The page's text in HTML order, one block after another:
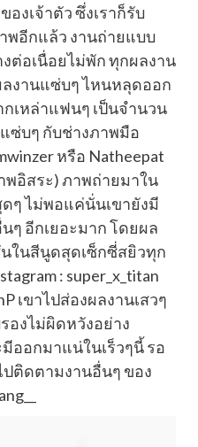
งเจ้าตัว ซึ่งเราก็รับ
พอีกแล้ว งานถ่ายแบบ
ต่อเนื่อยไม่พัก ทุกผลงาน
ลงานแซ่บๆ ไหนหลุดออก
เหล่าแฟนๆ เป็นจำนวน
ซ่บๆ กับช่างภาพมือ
หรือ Natheepat
พอิสระ) ภาพถ่ายมาใน
ๆ ไม่พอแค่นั่นเขายังมี
ๆ อีกเยอะมาก โดยผล
ในสีนูดสุดเซ็กซี่สยิวทุก
: super_x_titan
เขาไปส่องผลงานเสวๆ
องไม่ผิดหวังอย่าง
ออกมาแน่ในเร็วๆนี้ รอ
ปติดตามงานอื่นๆ ของ